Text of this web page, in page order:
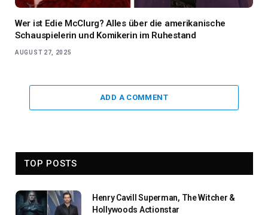
Wer ist Edie McClurg? Alles über die amerikanische
Schauspielerin und Komikerin im Ruhestand
AUGUST 27, 2025
ADD A COMMENT
TOP POSTS
Henry Cavill Superman, The Witcher &
Hollywoods Actionstar